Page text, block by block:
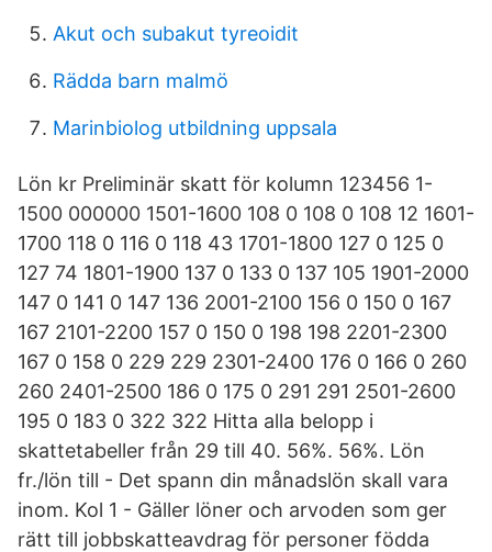
Akut och subakut tyreoidit
Rädda barn malmö
Marinbiolog utbildning uppsala
Lön kr Preliminär skatt för kolumn 123456 1-
1500 000000 1501-1600 108 0 108 0 108 12 1601-
1700 118 0 116 0 118 43 1701-1800 127 0 125 0
127 74 1801-1900 137 0 133 0 137 105 1901-2000
147 0 141 0 147 136 2001-2100 156 0 150 0 167
167 2101-2200 157 0 150 0 198 198 2201-2300
167 0 158 0 229 229 2301-2400 176 0 166 0 260
260 2401-2500 186 0 175 0 291 291 2501-2600
195 0 183 0 322 322 Hitta alla belopp i
skattetabeller från 29 till 40. 56%. 56%. Lön
fr./lön till - Det spann din månadslön skall vara
inom. Kol 1 - Gäller löner och arvoden som ger
rätt till jobbskatteavdrag för personer födda